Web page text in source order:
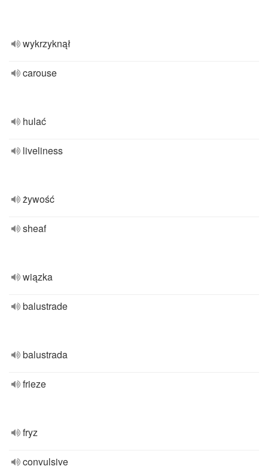
wykrzyknął
carouse
hulać
liveliness
żywość
sheaf
wiązka
balustrade
balustrada
frieze
fryz
convulsive